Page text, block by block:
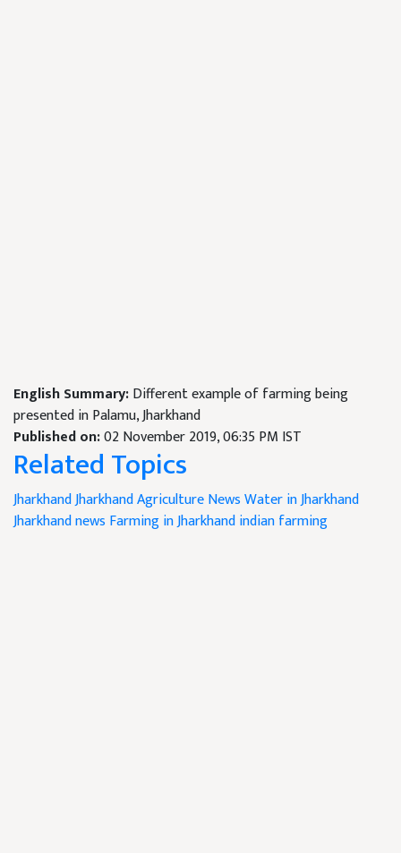
English Summary:Different example of farming being
presented in Palamu, Jharkhand
Published on:02 November 2019, 06:35 PM IST
Related Topics
JharkhandJharkhand Agriculture NewsWater in Jharkhand
Jharkhand news Farming in Jharkhandindian farming